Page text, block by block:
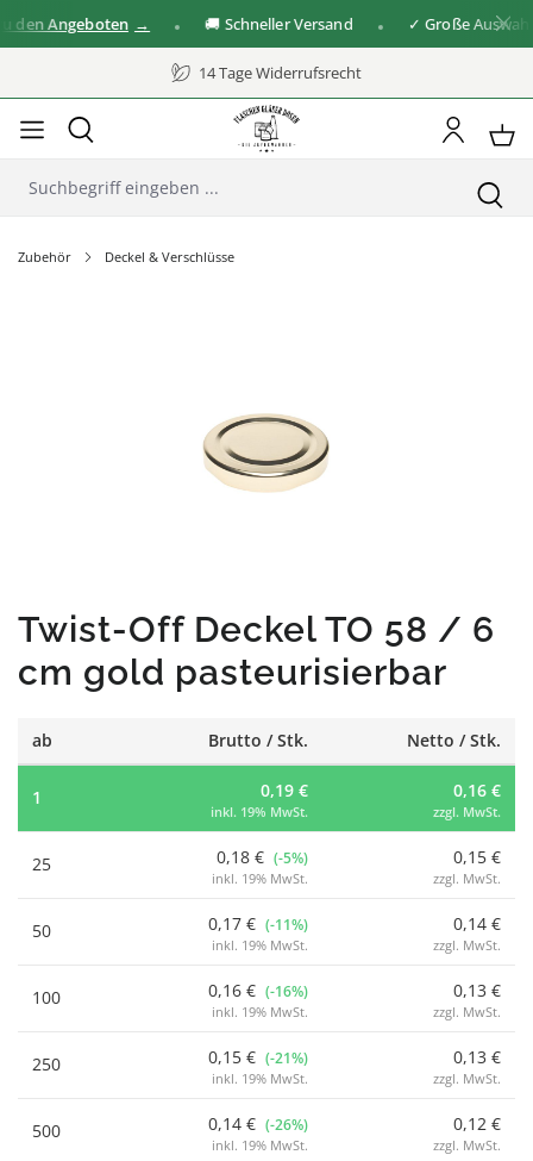
Angeboten 🚚 Schneller Versand ✓ Große Auswahl
14 Tage Widerrufsrecht
Zubehör Deckel & Verschlüsse
Twist-Off Deckel TO 58 / 6
cm gold pasteurisierbar
ab Brutto / Stk. Netto / Stk.
1 0,19 €
inkl. 19% MwSt.
0,16 €
zzgl. MwSt.
25 0,18 € (-5%)
inkl. 19% MwSt.
0,15 €
zzgl. MwSt.
50 0,17 € (-11%)
inkl. 19% MwSt.
0,14 €
zzgl. MwSt.
100 0,16 € (-16%)
inkl. 19% MwSt.
0,13 €
zzgl. MwSt.
250 0,15 € (-21%)
inkl. 19% MwSt.
0,13 €
zzgl. MwSt.
500 0,14 € (-26%)
inkl. 19% MwSt.
0,12 €
zzgl. MwSt.